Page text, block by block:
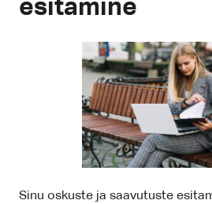
esitamine
Sinu oskuste ja saavutuste